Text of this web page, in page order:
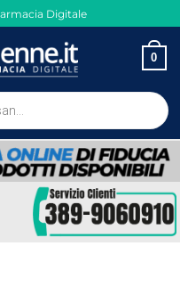
Digitale
0